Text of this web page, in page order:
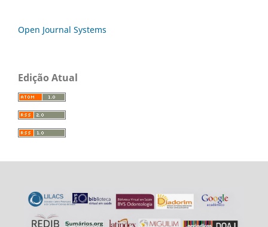
Open Journal Systems
Edição Atual